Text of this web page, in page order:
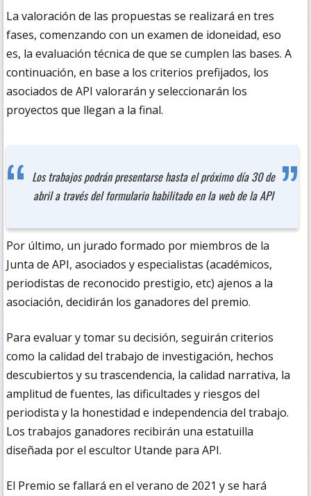
La valoración de las propuestas se realizará en tres
fases, comenzando con un examen de idoneidad, eso
es, la evaluación técnica de que se cumplen las bases. A
continuación, en base a los criterios prefijados, los
asociados de API valorarán y seleccionarán los
proyectos que llegan a la final.
Los trabajos podrán presentarse hasta el próximo día 30 de
abril a través del formulario habilitado en la web de la API
Por último, un jurado formado por miembros de la
Junta de API, asociados y especialistas (académicos,
periodistas de reconocido prestigio, etc) ajenos a la
asociación, decidirán los ganadores del premio.
Para evaluar y tomar su decisión, seguirán criterios
como la calidad del trabajo de investigación, hechos
descubiertos y su trascendencia, la calidad narrativa, la
amplitud de fuentes, las dificultades y riesgos del
periodista y la honestidad e independencia del trabajo.
Los trabajos ganadores recibirán una estatuilla
diseñada por el escultor Utande para API.
El Premio se fallará en el verano de 2021 y se hará